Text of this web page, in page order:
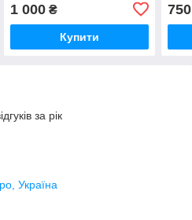
1 000₴
Купити
750
за рік
Україна